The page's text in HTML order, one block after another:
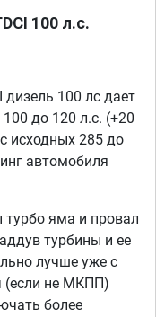
100 л.с.
дизель 100 лс дает
до 120 л.с. (+20
исходных 285 до
автомобиля
яма и провал
турбины и ее
лучше уже с
(если не МКПП)
более